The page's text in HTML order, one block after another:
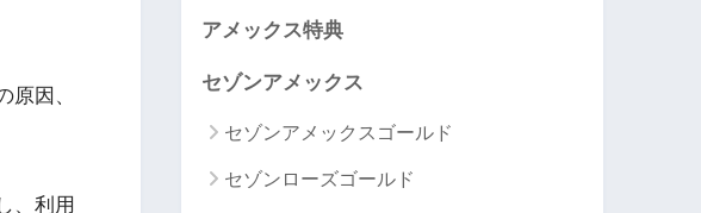
因、
、利用
アメックス特典
セゾンアメックス
セゾンアメックスゴールド
セゾンローズゴールド